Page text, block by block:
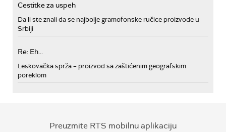
Cestitke za uspeh
Da li ste znali da se najbolje gramofonske ručice proizvode u
Srbiji
Re: Eh...
Leskovačka sprža – proizvod sa zaštićenim geografskim
poreklom
Preuzmite RTS mobilnu aplikaciju